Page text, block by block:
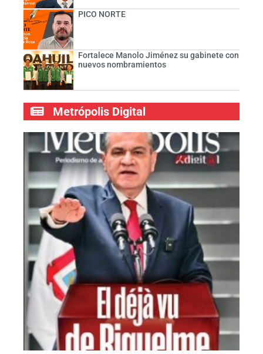
PICO NORTE
Fortalece Manolo Jiménez su gabinete con
nuevos nombramientos
Metrópolis Digital